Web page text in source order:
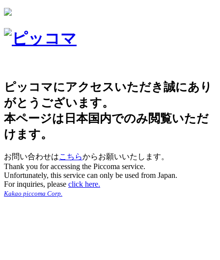
ピッコマにアクセスいただき誠にあり
がとうございます。
本ページは日本国内でのみ閲覧いただ
けます。
お問い合わせはこちらからお願いいたします。
Thank you for accessing the Piccoma service.
Unfortunately, this service can only be used from Japan.
For inquiries, please click here.
Kakao piccoma Corp.